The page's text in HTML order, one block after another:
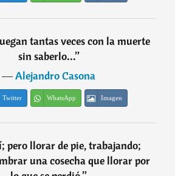
tantas veces con la muerte
sin saberlo...”
―Alejandro Casona
Twitter WhatsApp Imagen
pero llorar de pie, trabajando;
una cosecha que llorar por